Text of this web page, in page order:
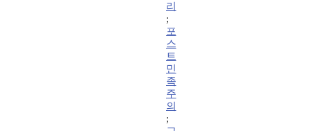
리
;
포
스
트
민
족
주
의
;